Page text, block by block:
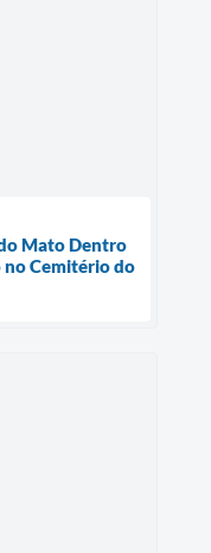
Mato Dentro
no Cemitério do